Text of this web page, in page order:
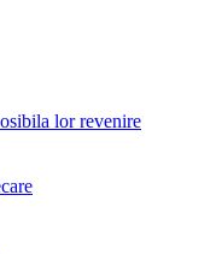
lor revenire